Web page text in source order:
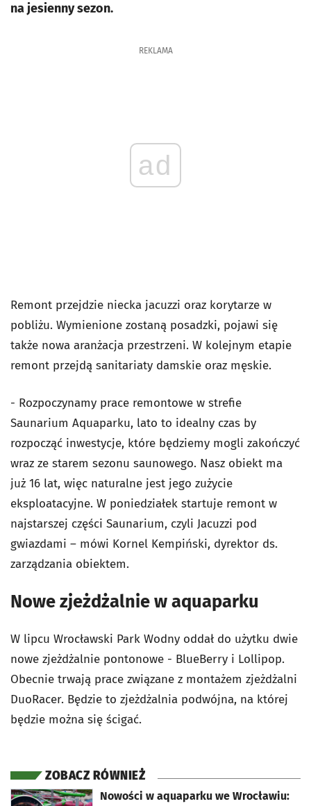
na jesienny sezon.
REKLAMA
ad
Remont przejdzie niecka jacuzzi oraz korytarze w
pobliżu. Wymienione zostaną posadzki, pojawi się
także nowa aranżacja przestrzeni. W kolejnym etapie
remont przejdą sanitariaty damskie oraz męskie.
- Rozpoczynamy prace remontowe w strefie
Saunarium Aquaparku, lato to idealny czas by
rozpocząć inwestycje, które będziemy mogli zakończyć
wraz ze starem sezonu saunowego. Nasz obiekt ma
już 16 lat, więc naturalne jest jego zużycie
eksploatacyjne. W poniedziałek startuje remont w
najstarszej części Saunarium, czyli Jacuzzi pod
gwiazdami – mówi Kornel Kempiński, dyrektor ds.
zarządzania obiektem.
Nowe zjeżdżalnie w aquaparku
W lipcu Wrocławski Park Wodny oddał do użytku dwie
nowe zjeżdżalnie pontonowe - BlueBerry i Lollipop.
Obecnie trwają prace związane z montażem zjeżdżalni
DuoRacer. Będzie to zjeżdżalnia podwójna, na której
będzie można się ścigać.
ZOBACZ RÓWNIEŻ
Nowości w aquaparku we Wrocławiu:
otworzy się w nowej karcie